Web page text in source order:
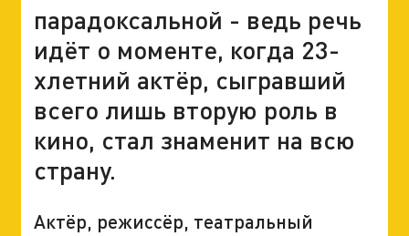
парадоксальной - ведь речь
идёт о моменте, когда 23-
хлетний актёр, сыгравший
всего лишь вторую роль в
кино, стал знаменит на всю
страну.
Актёр, режиссёр, театральный